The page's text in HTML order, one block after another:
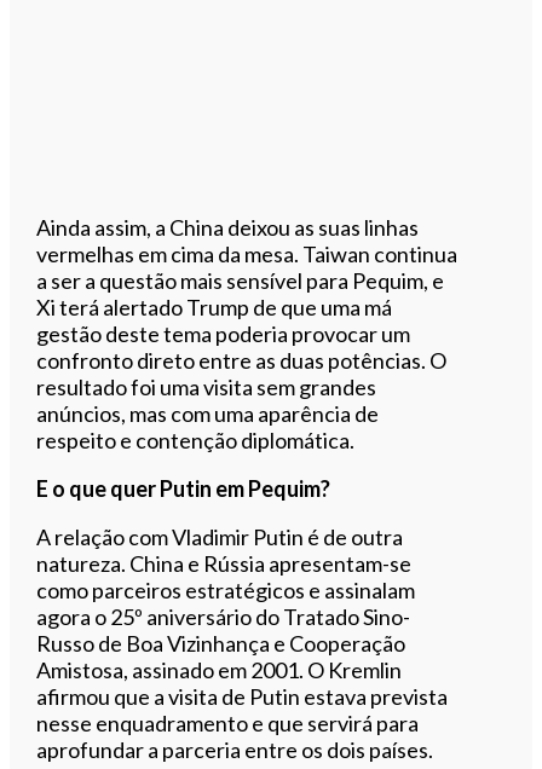
Ainda assim, a China deixou as suas linhas
vermelhas em cima da mesa. Taiwan continua
a ser a questão mais sensível para Pequim, e
Xi terá alertado Trump de que uma má
gestão deste tema poderia provocar um
confronto direto entre as duas potências. O
resultado foi uma visita sem grandes
anúncios, mas com uma aparência de
respeito e contenção diplomática.
E o que quer Putin em Pequim?
A relação com Vladimir Putin é de outra
natureza. China e Rússia apresentam-se
como parceiros estratégicos e assinalam
agora o 25º aniversário do Tratado Sino-
Russo de Boa Vizinhança e Cooperação
Amistosa, assinado em 2001. O Kremlin
afirmou que a visita de Putin estava prevista
nesse enquadramento e que servirá para
aprofundar a parceria entre os dois países.